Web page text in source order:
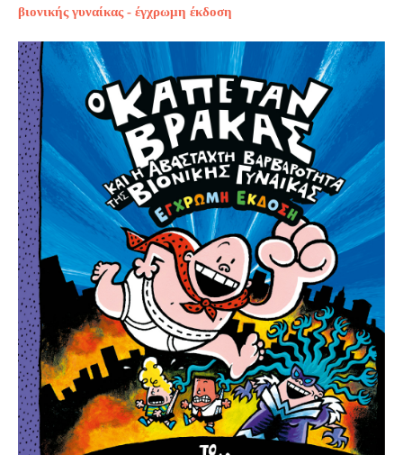
βιονικής γυναίκας - έγχρωμη έκδοση